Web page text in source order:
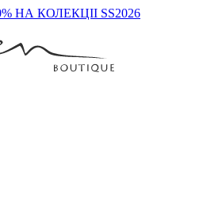
НА КОЛЕКЦІІ SS2026